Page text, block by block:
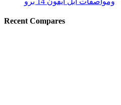
Recent Compares